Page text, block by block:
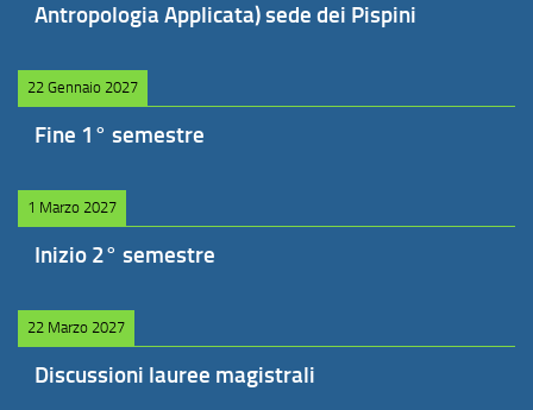
Antropologia Applicata) sede dei Pispini
22 Gennaio 2027
Fine 1° semestre
1 Marzo 2027
Inizio 2° semestre
22 Marzo 2027
Discussioni lauree magistrali